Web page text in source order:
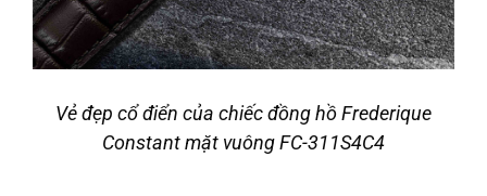
Vẻ đẹp cổ điển của chiếc đồng hồ Frederique
Constant mặt vuông FC-311S4C4